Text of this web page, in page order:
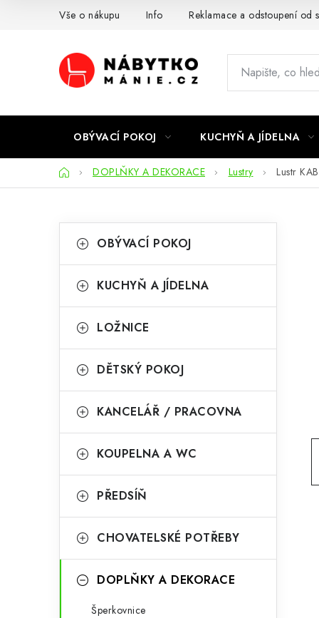
Vše o nákupu Info Reklamace a odstoupení od
OBÝVACÍ POKOJ KUCHYŇ A JÍDELNA
DomůDOPLŇKY A DEKORACE Lustry Lustr
o
t
r
n
n
p
e
kategorie
a
e
o
i
OBÝVACÍ POKOJ
KUCHYŇ A JÍDELNA
LOŽNICE
DĚTSKÝ POKOJ
KANCELÁŘ / PRACOVNA
KOUPELNA A WC
PŘEDSÍŇ
CHOVATELSKÉ POTŘEBY
DOPLŇKY A DEKORACE
Šperkovnice